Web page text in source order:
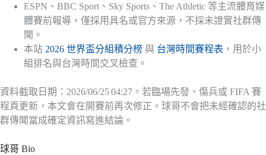
ESPN、BBC Sport、Sky Sports、The Athletic 等主流體育媒
體賽前報導，僅採用具名或官方來源，不採未證實社群傳
聞。
本站 2026 世界盃分組積分榜 與 台灣時間賽程表 ，用於小
組排名與台灣時間交叉檢查。
資料截取日期：2026/06/25 04:27。若臨場先發、傷兵或 FIFA 賽
程頁更新，本文會在開賽前再次修正。球哥不會把未經確認的社
群傳聞當成確定資訊寫進結論。
球哥 Bio